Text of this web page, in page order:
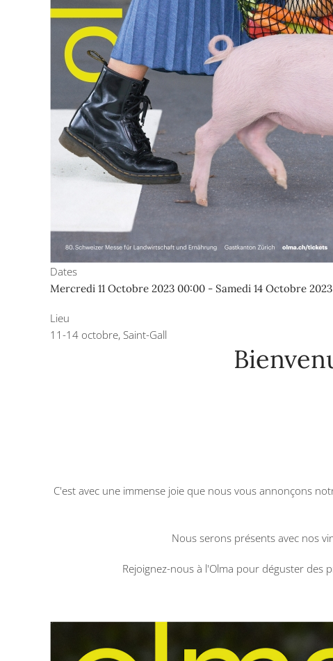
Dates
Mercredi 11 Octobre 2023 00:00 - Samedi 14 Octobre 2023
Lieu
11-14 octobre, Saint-Gall
C'est avec une immense joie que nous vous annonçons
Nous serons présents avec nos
Rejoignez-nous à l'Olma pour déguster des